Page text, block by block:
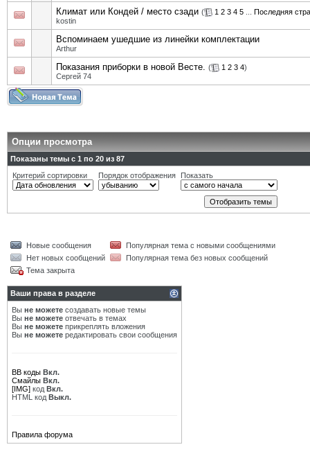
Климат или Кондей / место сзади ( 1 2 3 4 5
Последняя
kostin
Вспоминаем ушедшие из линейки комплектации
Arthur
Показания приборки в новой Весте. ( 1 2 3 4)
Сергей 74
Опции просмотра
Показаны темы с 1 по 20 из 87
Критерий сортировки
Порядок отображения Показать
Новые сообщения
Популярная тема с новыми сообщениями
Нет новых сообщений
Популярная тема без новых сообщений
Тема закрыта
Ваши права в разделе
Вы не можете создавать новые темы
Вы не можете отвечать в темах
Вы не можете прикреплять вложения
Вы не можете редактировать свои сообщения
BB коды Вкл.
Смайлы Вкл.
[IMG] код Вкл.
HTML код Выкл.
Правила форума